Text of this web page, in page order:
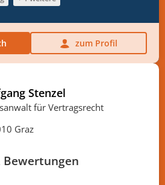
zum Profil
Stenzel
für Vertragsrecht
Graz
Bewertungen